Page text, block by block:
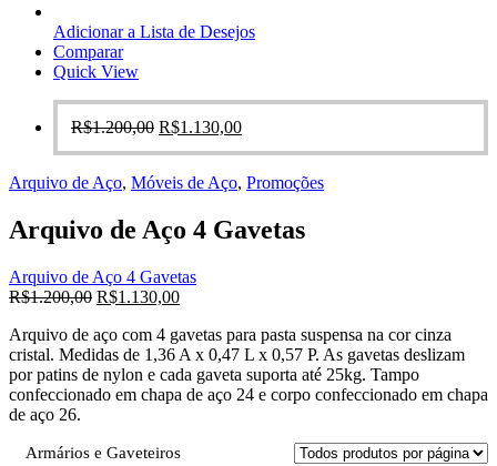
Adicionar a Lista de Desejos
Comparar
Quick View
R$1.200,00 O
era:
R$1.130,00O
é:
Arquivo de Aço, Móveis de Aço, Promoções
Arquivo de Aço 4 Gavetas
Arquivo de Aço 4 Gavetas
R$1.200,00 O
original
era:
R$1.200,00.
R$1.130,00O
atual
é:
R$1.130,00.
Arquivo de aço com 4 gavetas para pasta suspensa na cor cinza
cristal. Medidas de 1,36 A x 0,47 L x 0,57 P. As gavetas deslizam
por patins de nylon e cada gaveta suporta até 25kg. Tampo
confeccionado em chapa de aço 24 e corpo confeccionado em chapa
de aço 26.
Armários e Gaveteiros